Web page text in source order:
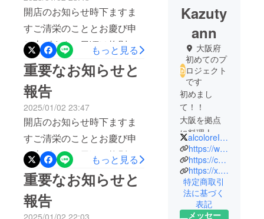
開店のお知らせ時下ますま
すご清栄のこととお慶び申
し上げます。日頃は格別の
ご愛顧を賜り心より感謝申
し上げます。さて、このた
び、新店舗をオープンする
こととなりましたこれもひ
とえに、皆様方のご支援と
お引き立てのおかげと心よ
り厚くお礼申し上げます以
前から進めていた内容など
異なるところがございま
す。クラウドファンディン
もっと見る
重要なお知らせと
報告
2025/01/02 23:47
開店のお知らせ時下ますま
すご清栄のこととお慶び申
し上げます。日頃は格別の
ご愛顧を賜り心より感謝申
し上げます。さて、このた
び、新店舗をオープンする
もっと見る
重要なお知らせと
報告
Kazuty
ann
大阪府
初めてのプ
ロジェクト
です
初めまし
て！！
大阪を拠点
に料理人と
して活動し
ています。
皆様に日々
美味しいを
届ける事を
モットーに
alcoloreItalian
https://www.instagram.com/alcolore_izumiotsu?igsh=MTBjd3JkdnRrZzI1cQ==
https://curama.jp/chef/SER427021437/?location=/osaka/
https://x.com/alcoloreItalian?t=rhqD3YPxDJhcJwXmKTXfkw&s=06
特定商取引
法に基づく
表記
メッセー